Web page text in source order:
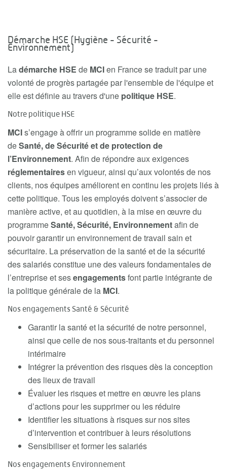
Démarche HSE (Hygiène - Sécurité -
Environnement)
Ladémarche HSE de MCIen France se traduit par une
volonté de progrès partagée par l'ensemble de l'équipe et
elle est définie au travers d'une politique HSE.
Notre politique HSE
MCIs’engage à offrir un programme solide en matière
deSanté, de Sécurité et de protection de
l’Environnement. Afin de répondre aux exigences
réglementairesen vigueur, ainsi qu’aux volontés de nos
clients, nos équipes améliorent en continu les projets liés à
cette politique. Tous les employés doivent s’associer de
manière active, et au quotidien, à la mise en œuvre du
programmeSanté, Sécurité, Environnementafin de
pouvoir garantir un environnement de travail sain et
sécuritaire. La préservation de la santé et de la sécurité
des salariés constitue une des valeurs fondamentales de
l’entreprise et sesengagementsfont partie intégrante de
la politique générale de la MCI.
Nos engagements Santé & Sécurité
Garantir la santé et la sécurité de notre personnel,
ainsi que celle de nos sous-traitants et du personnel
intérimaire
Intégrer la prévention des risques dès la conception
des lieux de travail
Évaluer les risques et mettre en œuvre les plans
d’actions pour les supprimer ou les réduire
Identifier les situations à risques sur nos sites
d’intervention et contribuer à leurs résolutions
Sensibiliser et former les salariés
Nos engagements Environnement